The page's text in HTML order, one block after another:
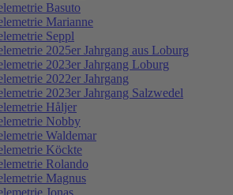
Basuto
Marianne
Seppl
2025er Jahrgang aus Loburg
2023er Jahrgang Loburg
2022er Jahrgang
2023er Jahrgang Salzwedel
Håljer
Nobby
Waldemar
Köckte
Rolando
Magnus
Jonas